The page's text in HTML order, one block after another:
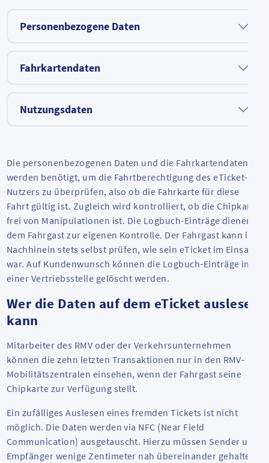
Personenbezogene Daten
Fahrkartendaten
Nutzungsdaten
Die personenbezogenen Daten und die Fahrkartendaten
werden benötigt, um die Fahrtberechtigung des eTicket-
Nutzers zu überprüfen, also ob die Fahrkarte für diese
Fahrt gültig ist. Zugleich wird kontrolliert, ob die Chipkarte
frei von Manipulationen ist. Die Logbuch-Einträge dienen
dem Fahrgast zur eigenen Kontrolle. Der Fahrgast kann im
Nachhinein stets selbst prüfen, wie sein eTicket im Einsatz
war. Auf Kundenwunsch können die Logbuch-Einträge in
einer Vertriebsstelle gelöscht werden.
Wer die Daten auf dem eTicket auslesen
kann
Mitarbeiter des RMV oder der Verkehrsunternehmen
können die zehn letzten Transaktionen nur in den RMV-
Mobilitätszentralen einsehen, wenn der Fahrgast seine
Chipkarte zur Verfügung stellt.
Ein zufälliges Auslesen eines fremden Tickets ist nicht
möglich. Die Daten werden via NFC (Near Field
Communication) ausgetauscht. Hierzu müssen Sender und
Empfänger wenige Zentimeter nah übereinander gehalten